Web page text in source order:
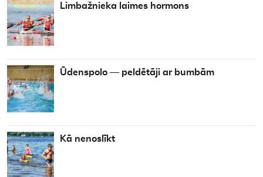
Limbažnieka laimes hormons
Ūdenspolo — peldētāji ar bumbām
Kā nenoslīkt